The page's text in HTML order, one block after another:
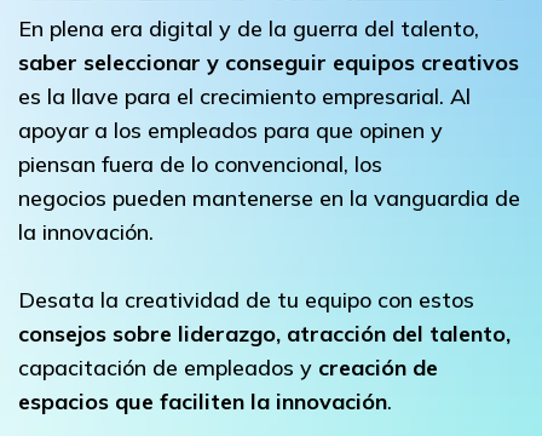
En plena era digital y de la guerra del talento,
saber seleccionar y conseguir equipos creativos
es la llave para el crecimiento empresarial. Al
apoyar a los empleados para que opinen y
piensan fuera de lo convencional, los
negocios pueden mantenerse en la vanguardia de
la innovación.
Desata la creatividad de tu equipo con estos
consejos sobre liderazgo, atracción del talento,
capacitación de empleados y creación de
espacios que faciliten la innovación.